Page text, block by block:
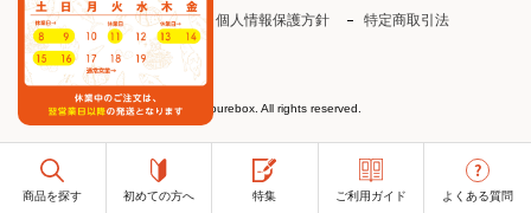
商品を探す 初めての方へ 特集 ご利用ガイド よくある質問
ドットわんカタログ
個人情報保護方針
特定商取引法
会社概要
会員規約
©2003 purebox. All rights reserved.